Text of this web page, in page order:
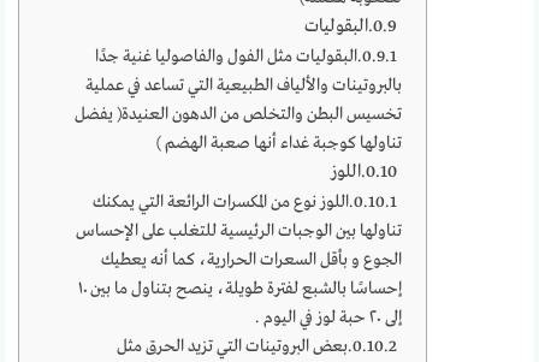
البقوليات
البقوليات مثل الفول والفاصوليا غنية جدًا
بالبروتينات والألياف الطبيعية التي تساعد في عملية
تخسيس البطن والتخلص من الدهون العنيدة( يفضل
تناولها كوجبة غداء أنها صعبة الهضم )
اللوز
اللوز نوع من المكسرات الرائعة التي يمكنك
تناولها بين الوجبات الرئيسية للتغلب على الإحساس
الجوع و بأقل السعرات الحرارية، كما أنه يعطيك
إحساسًا بالشبع لفترة طويلة، ينصح بتناول ما بين ١٠
إلى ٢٠ حبة لوز في اليوم .
بعض البروتينات التي تزيد الحرق مثل